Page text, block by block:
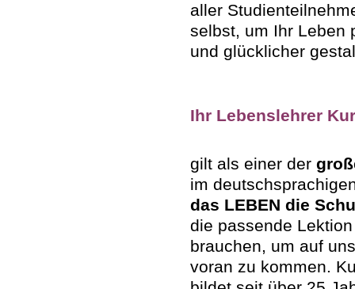
aller
selbst, um Ihr Leben
und glücklicher
Ihr Lebenslehrer
gilt als einer der
im
das LEBEN die
die passende
brauchen, um auf
voran zu kommen.